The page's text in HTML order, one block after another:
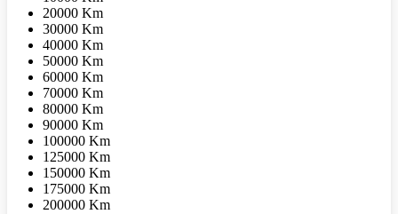
20000 Km
30000 Km
40000 Km
50000 Km
60000 Km
70000 Km
80000 Km
90000 Km
100000 Km
125000 Km
150000 Km
175000 Km
200000 Km